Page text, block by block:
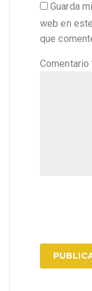
Guarda
web en
que
Comentario